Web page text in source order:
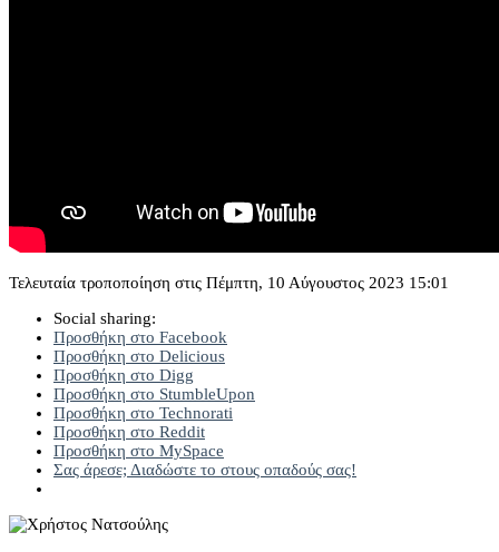
Τελευταία τροποποίηση στις Πέμπτη, 10 Αύγουστος 2023 15:01
Social sharing:
Προσθήκη στο Facebook
Προσθήκη στο Delicious
Προσθήκη στο Digg
Προσθήκη στο StumbleUpon
Προσθήκη στο Technorati
Προσθήκη στο Reddit
Προσθήκη στο MySpace
Σας άρεσε; Διαδώστε το στους οπαδούς σας!